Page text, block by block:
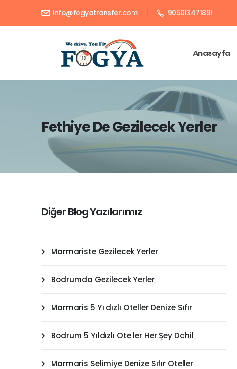
info@fogyatransfer.com 905013471891
Anasayfa
Fethiye De Gezilecek Yerler
Diğer Blog Yazılarımız
Marmariste Gezilecek Yerler
Bodrumda Gezilecek Yerler
Marmaris 5 Yıldızlı Oteller Denize Sıfır
Bodrum 5 Yıldızlı Oteller Her Şey Dahil
Marmaris Selimiye Denize Sıfır Oteller